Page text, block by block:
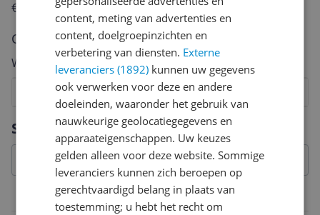
Specificaties
Overige kenmerken
€250,-!
Klik hier voor de actievoorwaarden.
Cijfer
Welk cijfer geef jij dit product?
8
7
6
5
4
3
2
Vraag 1 van 4
content, meting van advertenties en
content, doelgroepinzichten en
verbetering van diensten. Externe
leveranciers (1892) kunnen uw gegevens
ook verwerken voor deze en andere
doeleinden, waaronder het gebruik van
nauwkeurige geolocatiegegevens en
apparaateigenschappen. Uw keuzes
gelden alleen voor deze website. Sommige
leveranciers kunnen zich beroepen op
gerechtvaardigd belang in plaats van
toestemming; u hebt het recht om